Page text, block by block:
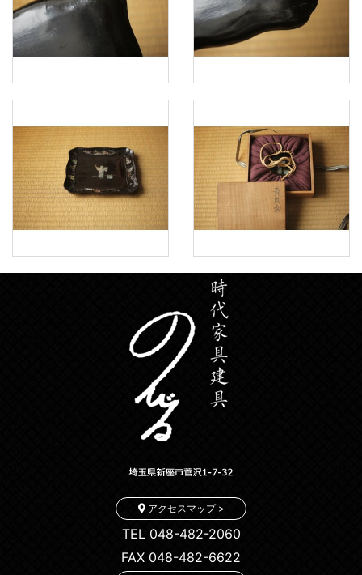
アクセスマップ >
TEL 048-482-2060
FAX 048-482-6622